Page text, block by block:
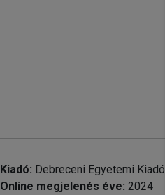
Kiadó: Debreceni Egyetemi Kiadó
Online megjelenés éve: 2024